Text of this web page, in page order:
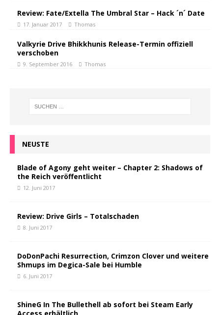
Review: Fate/Extella The Umbral Star – Hack ´n´ Date
17. Januar 2017 Thomas
Valkyrie Drive Bhikkhunis Release-Termin offiziell
verschoben
9. September 2016 Thomas
NEUSTE
Blade of Agony geht weiter – Chapter 2: Shadows of
the Reich veröffentlicht
12. Juni 2017
Review: Drive Girls – Totalschaden
8. Juni 2017
DoDonPachi Resurrection, Crimzon Clover und weitere
Shmups im Degica-Sale bei Humble
6. Juni 2017
ShineG In The Bullethell ab sofort bei Steam Early